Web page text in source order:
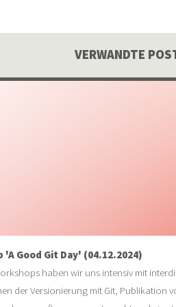
VERWANDTE
Good Git Day' (04.12.2024)
haben wir uns intensiv mit
der Versionierung mit Git,